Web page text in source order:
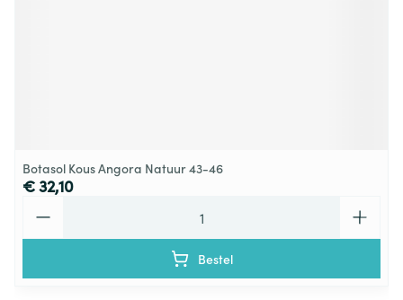
Botasol Kous Angora Natuur 43-46
€ 32,10
Bestel